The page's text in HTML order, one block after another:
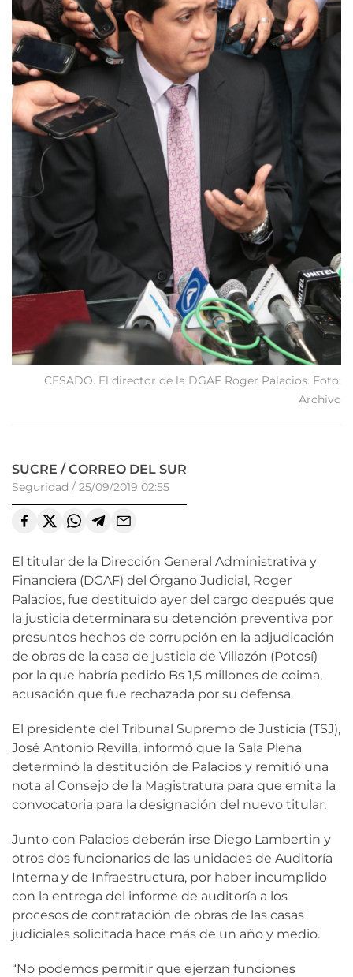
CESADO. El director de la DGAF Roger Palacios. Foto:
Archivo
SUCRE / CORREO DEL SUR
Seguridad / 25/09/2019 02:55
El titular de la Dirección General Administrativa y
Financiera (DGAF) del Órgano Judicial, Roger
Palacios, fue destituido ayer del cargo después que
la justicia determinara su detención preventiva por
presuntos hechos de corrupción en la adjudicación
de obras de la casa de justicia de Villazón (Potosí)
por la que habría pedido Bs 1,5 millones de coima,
acusación que fue rechazada por su defensa.
El presidente del Tribunal Supremo de Justicia (TSJ),
José Antonio Revilla, informó que la Sala Plena
determinó la destitución de Palacios y remitió una
nota al Consejo de la Magistratura para que emita la
convocatoria para la designación del nuevo titular.
Junto con Palacios deberán irse Diego Lambertin y
otros dos funcionarios de las unidades de Auditoría
Interna y de Infraestructura, por haber incumplido
con la entrega del informe de auditoría a los
procesos de contratación de obras de las casas
judiciales solicitada hace más de un año y medio.
“No podemos permitir que ejerzan funciones